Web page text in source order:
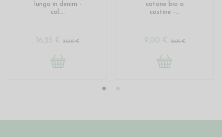
lungo in denim -
col....
16,25 €25,00 €
cotone bio a
costine -...
9,00 € 12,00 €